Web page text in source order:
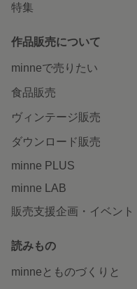
特集
作品販売について
minneで売りたい
食品販売
ヴィンテージ販売
ダウンロード販売
minne PLUS
minne LAB
販売支援企画・イベント
読みもの
minneとものづくりと